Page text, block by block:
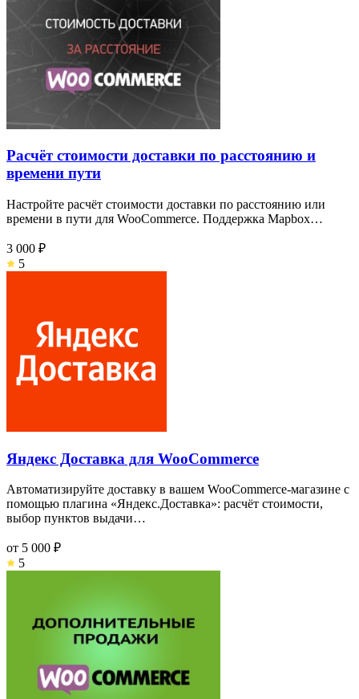
Расчёт стоимости доставки по расстоянию и
времени пути
Настройте расчёт стоимости доставки по расстоянию или
времени в пути для WooCommerce. Поддержка Mapbox…
3 000 ₽
5
Яндекс Доставка для WooCommerce
Автоматизируйте доставку в вашем WooCommerce-магазине с
помощью плагина «Яндекс.Доставка»: расчёт стоимости,
выбор пунктов выдачи…
от 5 000 ₽
5